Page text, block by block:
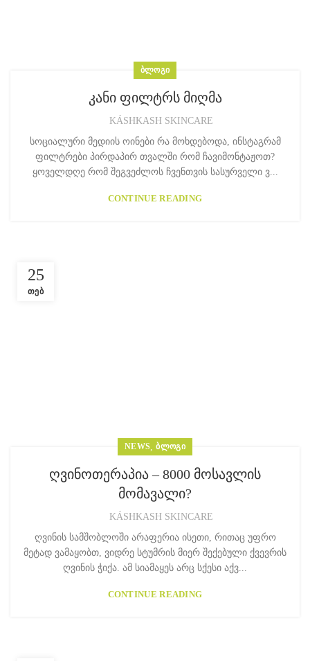
ᲑᲚᲝᲒᲘ
კანი ფილტრს მიღმა
KÁSHKASH SKINCARE
სოციალური მედიის ოინები რა მოხდებოდა, ინსტაგრამ
ფილტრები პირდაპირ თვალში რომ ჩავიმონტაჟოთ?
ყოველდღე რომ შეგვეძლოს ჩვენთვის სასურველი ვ...
CONTINUE READING
25
ᲗᲔᲑ
NEWS,ᲑᲚᲝᲒᲘ
ღვინოთერაპია – 8000 მოსავლის
მომავალი?
KÁSHKASH SKINCARE
ღვინის სამშობლოში არაფერია ისეთი, რითაც უფრო
მეტად ვამაყობთ, ვიდრე სტუმრის მიერ შექებული ქვევრის
ღვინის ჭიქა. ამ სიამაყეს არც სქესი აქვ...
CONTINUE READING